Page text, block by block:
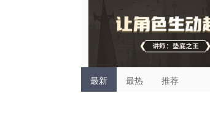
最新 最热 推荐